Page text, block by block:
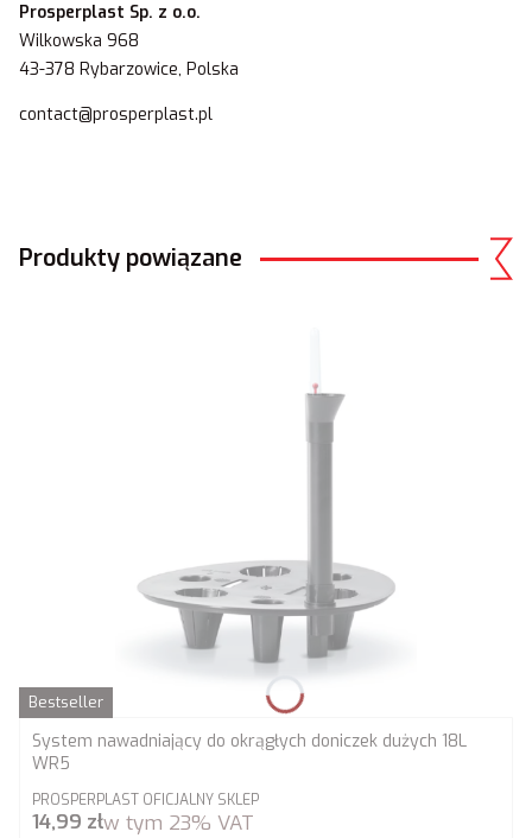
Prosperplast Sp. z o.o.
Wilkowska 968
43-378 Rybarzowice, Polska
contact@prosperplast.pl
Produkty powiązane
Bestseller
System nawadniający do okrągłych doniczek dużych 18L
WR5
PRODUCENT
PROSPERPLAST OFICJALNY SKLEP
Cena brutto
14,99 złw tym 23% VAT